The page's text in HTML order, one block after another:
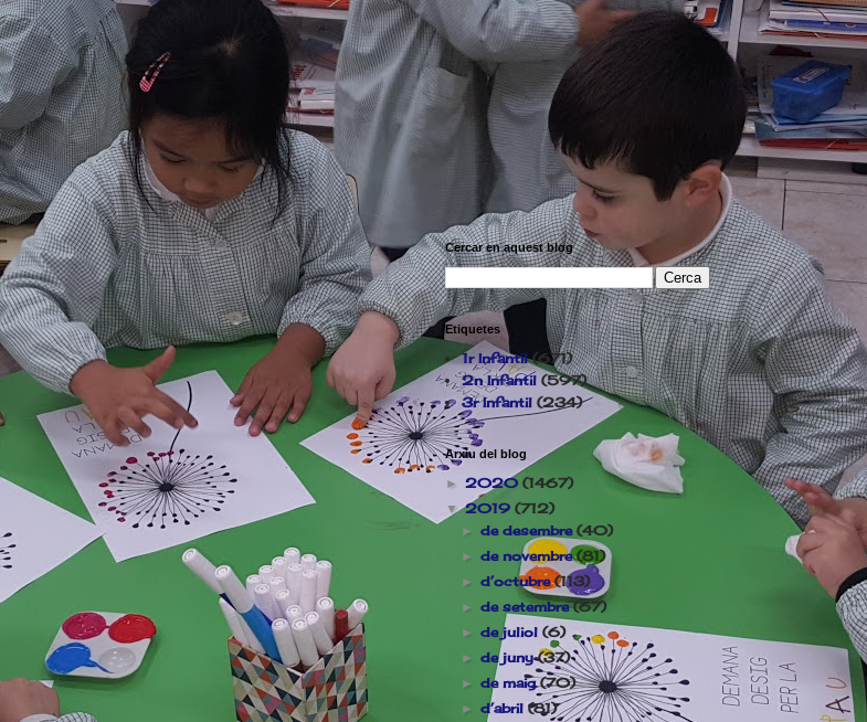
Cercar en aquest blog
Etiquetes
1r Infantil (671)
2n Infantil (597)
3r Infantil (234)
Arxiu del blog
► 2020 (1467)
▼2019 (712)
►de desembre(40)
►de novembre(81)
►d’octubre(113)
►de setembre(67)
►de juliol(6)
►de juny(37)
►de maig(70)
►d’abril(81)